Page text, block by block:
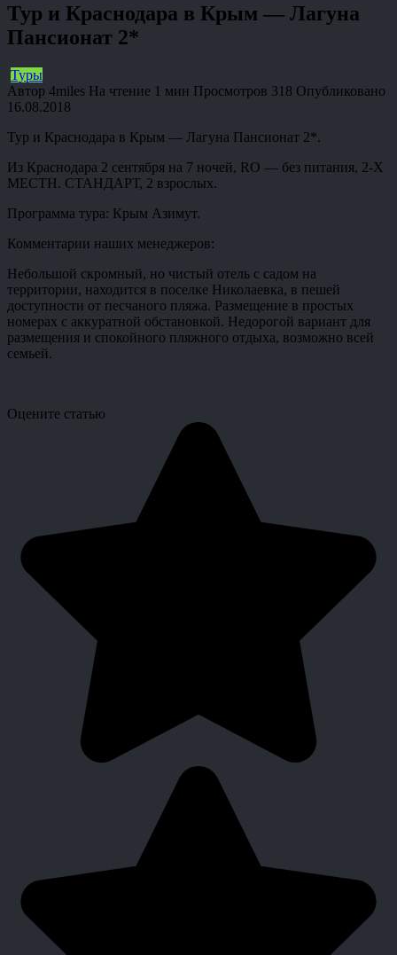
Тур и Краснодара в Крым — Лагуна
Пансионат 2*
Туры
Автор 4miles На чтение 1 мин Просмотров 318 Опубликовано
16.08.2018
Тур и Краснодара в Крым — Лагуна Пансионат 2*.
Из Краснодара 2 сентября на 7 ночей, RO — без питания, 2-Х
МЕСТН. СТАНДАРТ, 2 взрослых.
Программа тура: Крым Азимут.
Комментарии наших менеджеров:
Небольшой скромный, но чистый отель с садом на
территории, находится в поселке Николаевка, в пешей
доступности от песчаного пляжа. Размещение в простых
номерах с аккуратной обстановкой. Недорогой вариант для
размещения и спокойного пляжного отдыха, возможно всей
семьей.
Оцените статью